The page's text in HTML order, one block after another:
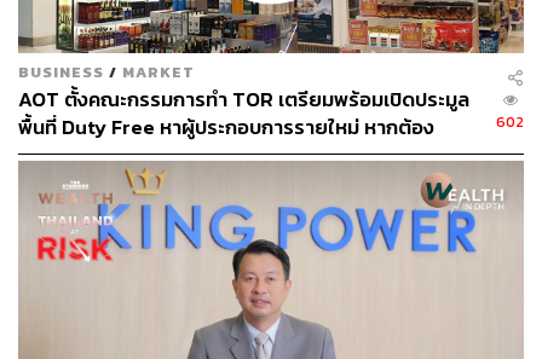
BUSINESS / MARKET
AOT ตั้งคณะกรรมการทำ TOR เตรียมพร้อมเปิดประมูล
พื้นที่ Duty Free หาผู้ประกอบการรายใหม่ หากต้อง
ยกเลิกสัญญาสัมปทาน ‘คิง เพาเวอร์’
602